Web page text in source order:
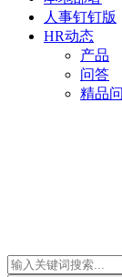
人事钉钉版
HR动态
产品
问答
精品